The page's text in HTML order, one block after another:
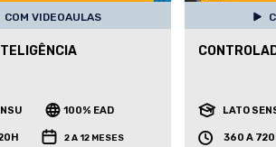
COM VIDEOAULAS
100% EAD
2 A 12 MESES
LATO
360 A